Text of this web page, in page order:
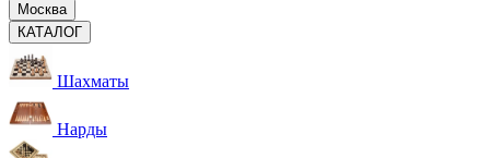
Москва
КАТАЛОГ
Шахматы
Нарды